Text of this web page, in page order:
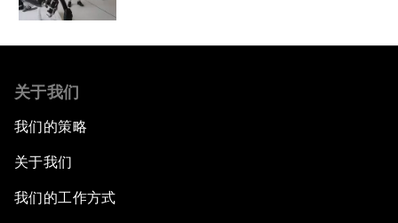
关于我们
我们的策略
关于我们
我们的工作方式